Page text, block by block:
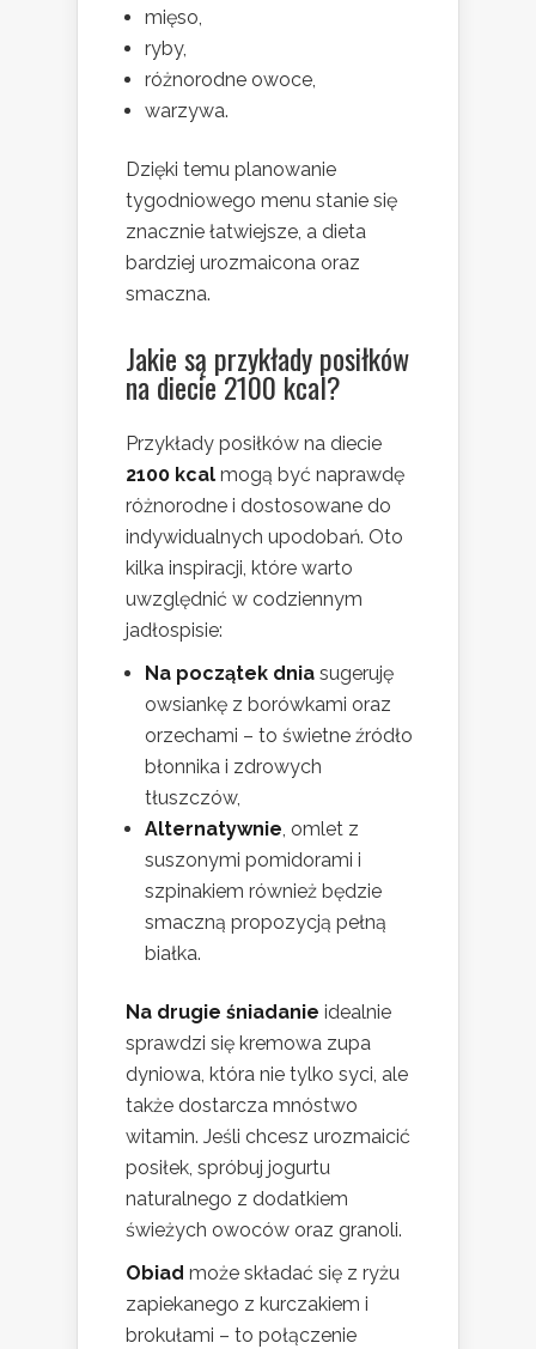
mięso,
ryby,
różnorodne owoce,
warzywa.
Dzięki temu planowanie
tygodniowego menu stanie się
znacznie łatwiejsze, a dieta
bardziej urozmaicona oraz
smaczna.
Jakie są przykłady posiłków
na diecie 2100 kcal?
Przykłady posiłków na diecie
2100 kcal mogą być naprawdę
różnorodne i dostosowane do
indywidualnych upodobań. Oto
kilka inspiracji, które warto
uwzględnić w codziennym
jadłospisie:
Na początek dnia sugeruję
owsiankę z borówkami oraz
orzechami – to świetne źródło
błonnika i zdrowych
tłuszczów,
Alternatywnie, omlet z
suszonymi pomidorami i
szpinakiem również będzie
smaczną propozycją pełną
białka.
Na drugie śniadanie idealnie
sprawdzi się kremowa zupa
dyniowa, która nie tylko syci, ale
także dostarcza mnóstwo
witamin. Jeśli chcesz urozmaicić
posiłek, spróbuj jogurtu
naturalnego z dodatkiem
świeżych owoców oraz granoli.
Obiad może składać się z ryżu
zapiekanego z kurczakiem i
brokułami – to połączenie